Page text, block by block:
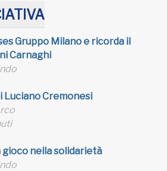
Gruppo Milano e ricorda il
Carnaghi
Luciano Cremonesi
nella solidarietà